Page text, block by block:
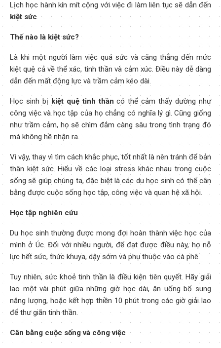
Lịch học hành kín mít cộng với việc đi làm liên tục sẽ dẫn đến
kiệt sức.
Thế nào là kiệt sức?
Là khi một người làm việc quá sức và căng thẳng đến mức
kiệt quệ cả về thể xác, tinh thần và cảm xúc. Điều này dễ dàng
dẫn đến mất động lực và trầm cảm kéo dài.
Học sinh bị kiệt quệ tinh thần có thể cảm thấy dường như
công việc và học tập của họ chẳng có nghĩa lý gì. Cũng giống
như trầm cảm, họ sẽ chìm đắm càng sâu trong tình trạng đó
mà không hề nhận ra.
Vì vậy, thay vì tìm cách khắc phục, tốt nhất là nên tránh để bản
thân kiệt sức. Hiểu về các loại stress khác nhau trong cuộc
sống sẽ giúp chúng ta, đặc biệt là các du học sinh có thể cân
bằng được cuộc sống học tập, công việc và quan hệ xã hội.
Học tập nghiên cứu
Du học sinh thường được mong đợi hoàn thành việc học của
mình ở Úc. Đối với nhiều người, để đạt được điều này, họ nỗ
lực hết sức, thức khuya, dậy sớm và phụ thuộc vào cà phê.
Tuy nhiên, sức khoẻ tinh thần là điều kiện tiên quyết. Hãy giải
lao một vài phút giữa những giờ học dài, ăn uống bổ sung
năng lượng, hoặc kết hợp thiền 10 phút trong các giờ giải lao
để thư giãn tinh thần.
Cân bằng cuộc sống và công việc